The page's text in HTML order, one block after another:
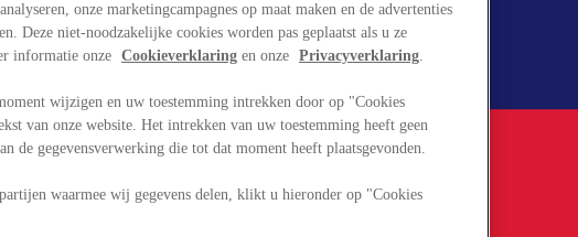
onze marketingcampagnes op maat maken en de advertenties
Deze niet-noodzakelijke cookies worden pas geplaatst als u ze
informatie onze Cookieverklaring en onze Privacyverklaring.
wijzigen en uw toestemming intrekken door op "Cookies
van onze website. Het intrekken van uw toestemming heeft geen
de gegevensverwerking die tot dat moment heeft plaatsgevonden.
waarmee wij gegevens delen, klikt u hieronder op "Cookies